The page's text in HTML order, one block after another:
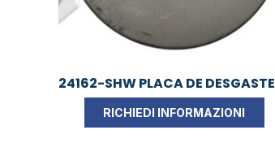
24162-SHW PLACA DE DESGASTE
RICHIEDI INFORMAZIONI